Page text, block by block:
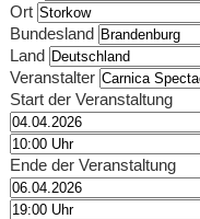
Ort
Bundesland
Land
Veranstalter
Start der Veranstaltung
Ende der Veranstaltung